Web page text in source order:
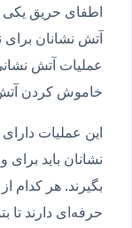
اطفای حریق یکی
آتش نشانان
عملیات آتش
خاموش کردن آتش
این عملیات
نشانان باید
بگیرند. هر کدام
حرفه‌ای دارند تا